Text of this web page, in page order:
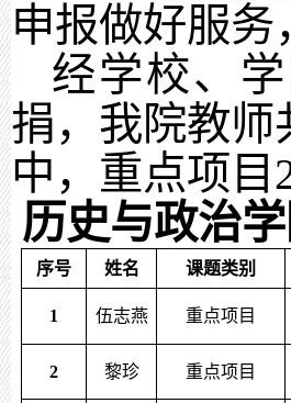
申报做好服
经学校、
捐，我院教师
中，重点项
历史与政治
序号 姓名 课题类别
1 伍志燕 重点项目
2 黎珍 重点项目